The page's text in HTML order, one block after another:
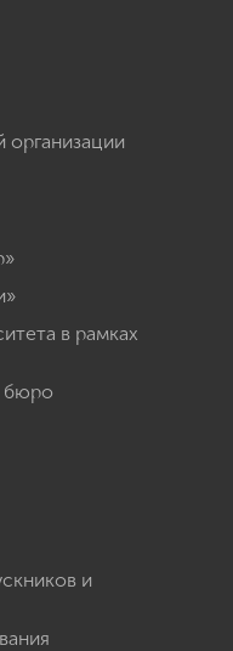
организации
в рамках
бюро
и